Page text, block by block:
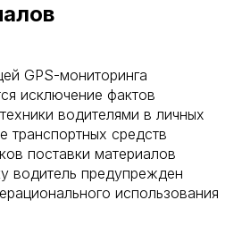
GPS-мониторинга
исключение фактов
водителями в личных
транспортных средств
поставки материалов
водитель предупрежден
использования